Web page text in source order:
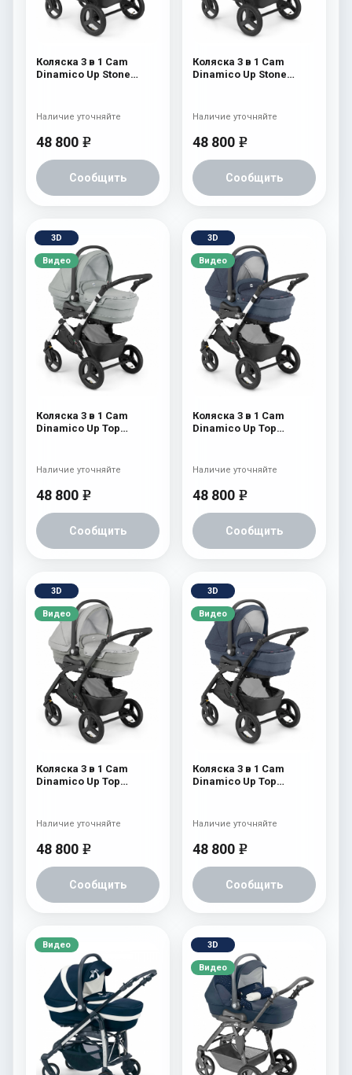
Коляска 3 в 1 Cam
Dinamico Up Stone
48 800 e
Сообщить
Наличие уточняйте
Коляска 3 в 1 Cam
Dinamico Up Stone
48 800 e
Сообщить
Наличие уточняйте
3D
Видео
Коляска 3 в 1 Cam
Dinamico Up Top
48 800 e
Сообщить
Наличие уточняйте
3D
Видео
Коляска 3 в 1 Cam
Dinamico Up Top
48 800 e
Сообщить
Наличие уточняйте
3D
Видео
Коляска 3 в 1 Cam
Dinamico Up Top
48 800 e
Сообщить
Наличие уточняйте
3D
Видео
Коляска 3 в 1 Cam
Dinamico Up Top
48 800 e
Сообщить
Наличие уточняйте
Видео 3D
Видео